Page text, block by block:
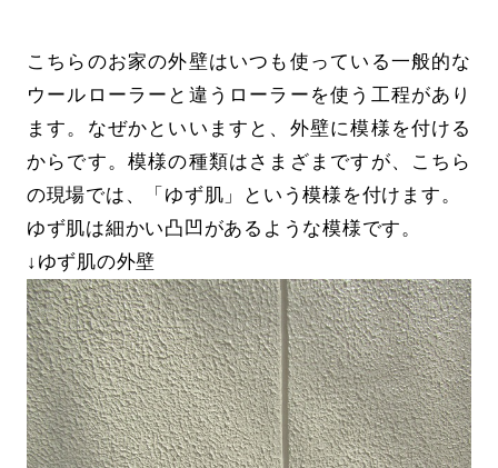
こちらのお家の外壁はいつも使っている一般的な
ウールローラーと違うローラーを使う工程があり
ます。なぜかといいますと、外壁に模様を付ける
からです。模様の種類はさまざまですが、こちら
の現場では、「ゆず肌」という模様を付けます。
ゆず肌は細かい凸凹があるような模様です。
↓ゆず肌の外壁